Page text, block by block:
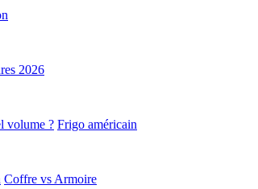
2026
volume ? Frigo américain
Coffre vs Armoire